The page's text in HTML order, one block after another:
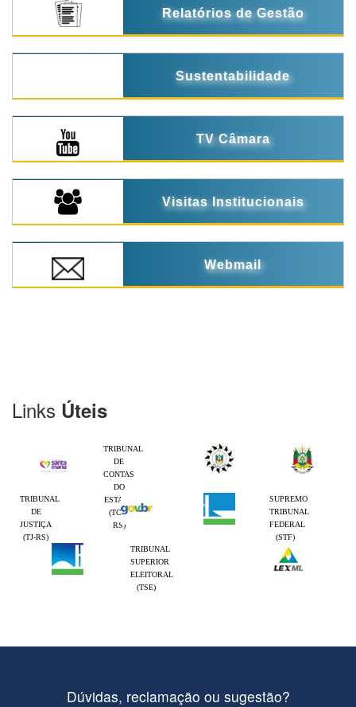
Relatórios de Gestão
Sustentabilidade
TV Câmara
Visitas Institucionais
Webmail
Links Úteis
TRIBUNAL
DE
CONTAS
DO
ESTADO
(TCE-
RS)
TRIBUNAL
DE
JUSTIÇA
(TJ-RS)
SUPREMO
TRIBUNAL
FEDERAL
(STF)
TRIBUNAL
SUPERIOR
ELEITORAL
(TSE)
Dúvidas, reclamação ou sugestão?